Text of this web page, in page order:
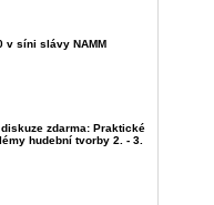
v síni slávy NAMM
zdarma: Praktické
hudební tvorby 2. - 3.